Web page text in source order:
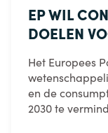
EP WIL
DOELEN
Het Europees
en de
2030 te